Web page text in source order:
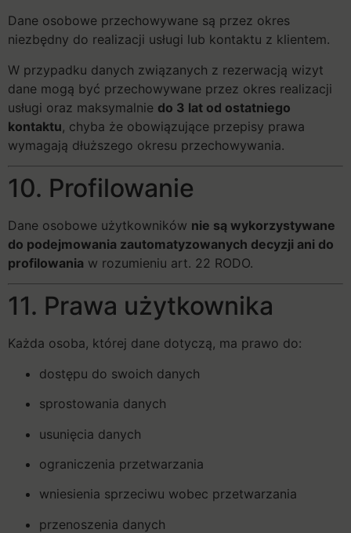
Dane osobowe przechowywane są przez okres
niezbędny do realizacji usługi lub kontaktu z klientem.
W przypadku danych związanych z rezerwacją wizyt
dane mogą być przechowywane przez okres realizacji
usługi oraz maksymalnie do 3 lat od ostatniego
kontaktu, chyba że obowiązujące przepisy prawa
wymagają dłuższego okresu przechowywania.
10. Profilowanie
Dane osobowe użytkowników nie są wykorzystywane
do podejmowania zautomatyzowanych decyzji ani do
profilowania w rozumieniu art. 22 RODO.
11. Prawa użytkownika
Każda osoba, której dane dotyczą, ma prawo do:
dostępu do swoich danych
sprostowania danych
usunięcia danych
ograniczenia przetwarzania
wniesienia sprzeciwu wobec przetwarzania
przenoszenia danych